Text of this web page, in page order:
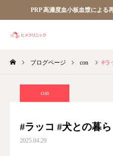
PRP 高濃度血小板血漿による
ブログページ con #ラ
con
#ラッコ #犬との暮ら
2025.04.29
TEL
Instagram
あなたの細胞が、あなたを治す。